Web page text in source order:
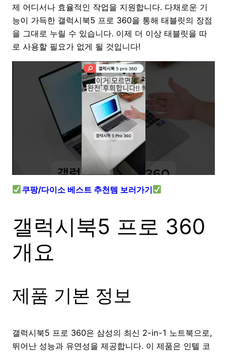
제 어디서나 효율적인 작업을 지원합니다. 다채로운 기
능이 가득한 갤럭시북5 프로 360을 통해 태블릿의 장점
을 그대로 누릴 수 있습니다. 이제 더 이상 태블릿을 따
로 사용할 필요가 없게 될 것입니다!
쿠팡/다이소 베스트 추천템 보러가기
갤럭시북5 프로 360
개요
제품 기본 정보
갤럭시북5 프로 360은 삼성의 최신 2-in-1 노트북으로,
뛰어난 성능과 유연성을 제공합니다. 이 제품은 인텔 코